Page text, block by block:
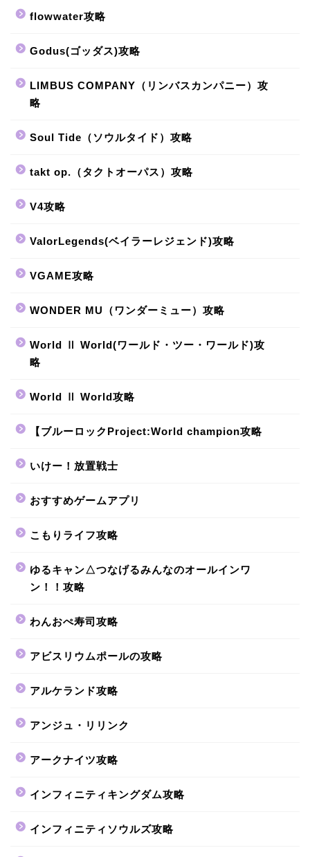
flowwater攻略
Godus(ゴッダス)攻略
LIMBUS COMPANY（リンバスカンパニー）攻
略
Soul Tide（ソウルタイド）攻略
takt op.（タクトオーパス）攻略
V4攻略
ValorLegends(ベイラーレジェンド)攻略
VGAME攻略
WONDER MU（ワンダーミュー）攻略
World Ⅱ World(ワールド・ツー・ワールド)攻
略
World Ⅱ World攻略
【ブルーロックProject:World champion攻略
いけー！放置戦士
おすすめゲームアプリ
こもりライフ攻略
ゆるキャン△つなげるみんなのオールインワ
ン！！攻略
わんおぺ寿司攻略
アビスリウムポールの攻略
アルケランド攻略
アンジュ・リリンク
アークナイツ攻略
インフィニティキングダム攻略
インフィニティソウルズ攻略